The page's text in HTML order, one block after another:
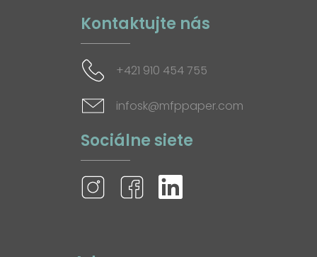
Kontaktujte nás
+421 910 454 755
infosk@mfppaper.com
Sociálne siete